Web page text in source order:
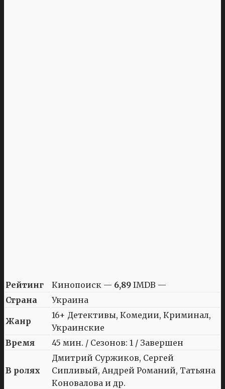
Рейтинг Кинопоиск — 6,89 IMDB —
Страна
Украина
Жанр
16+ Детективы, Комедии, Криминал,
Украинские
Время
45 мин. / Сезонов: 1 / Завершен
В ролях
Дмитрий Суржиков, Сергей
Сипливый, Андрей Романий, Татьяна
Коновалова и др.